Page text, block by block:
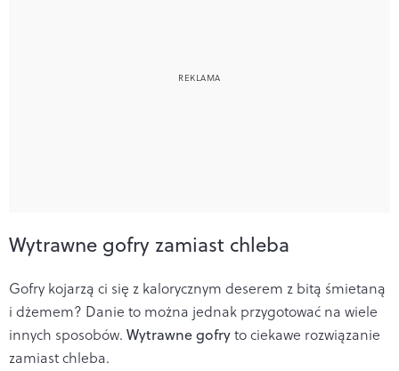
Wytrawne gofry zamiast chleba
Gofry kojarzą ci się z kalorycznym deserem z bitą śmietaną
i dżemem? Danie to można jednak przygotować na wiele
innych sposobów. Wytrawne gofryto ciekawe rozwiązanie
zamiast chleba.